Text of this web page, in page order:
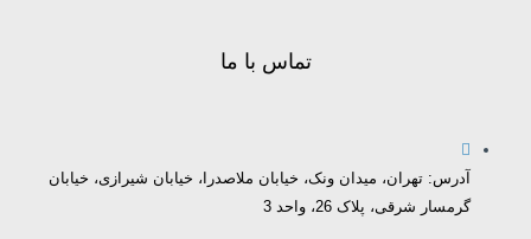
تماس با ما
آدرس: تهران، میدان ونک، خیابان ملاصدرا، خیابان شیرازی، خیابان
گرمسار شرقی، پلاک 26، واحد 3